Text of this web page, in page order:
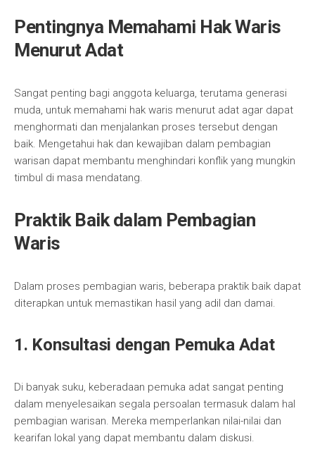
Pentingnya Memahami Hak Waris
Menurut Adat
Sangat penting bagi anggota keluarga, terutama generasi
muda, untuk memahami hak waris menurut adat agar dapat
menghormati dan menjalankan proses tersebut dengan
baik. Mengetahui hak dan kewajiban dalam pembagian
warisan dapat membantu menghindari konflik yang mungkin
timbul di masa mendatang.
Praktik Baik dalam Pembagian
Waris
Dalam proses pembagian waris, beberapa praktik baik dapat
diterapkan untuk memastikan hasil yang adil dan damai.
1. Konsultasi dengan Pemuka Adat
Di banyak suku, keberadaan pemuka adat sangat penting
dalam menyelesaikan segala persoalan termasuk dalam hal
pembagian warisan. Mereka memperlankan nilai-nilai dan
kearifan lokal yang dapat membantu dalam diskusi.